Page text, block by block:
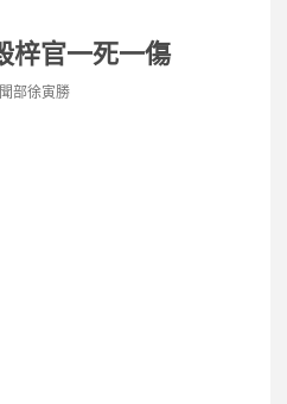
梓官一死一傷
部徐寅勝